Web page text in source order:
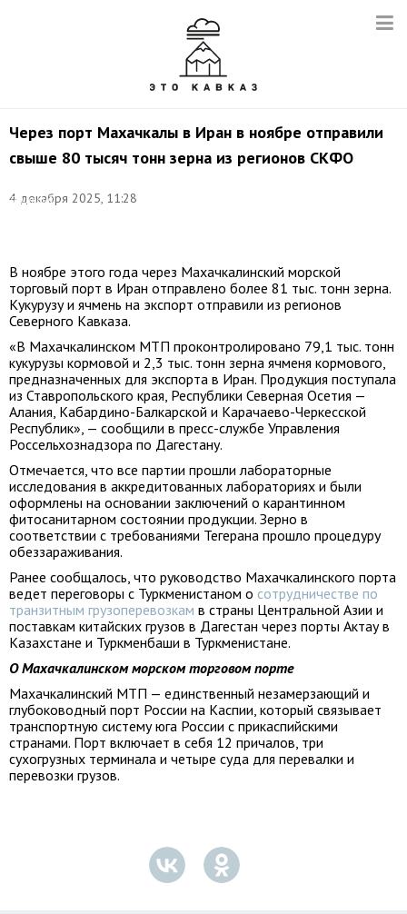
Через порт Махачкалы в Иран в ноябре отправили
свыше 80 тысяч тонн зерна из регионов СКФО
4 декабря 2025, 11:28
Дмитрий
В ноябре этого года через Махачкалинский морской
торговый порт в Иран отправлено более 81 тыс. тонн зерна.
Кукурузу и ячмень на экспорт отправили из регионов
Северного Кавказа.
«В Махачкалинском МТП проконтролировано 79,1 тыс. тонн
кукурузы кормовой и 2,3 тыс. тонн зерна ячменя кормового,
предназначенных для экспорта в Иран. Продукция поступала
из Ставропольского края, Республики Северная Осетия —
Алания, Кабардино-Балкарской и Карачаево-Черкесской
Республик», — сообщили в пресс-службе Управления
Россельхознадзора по Дагестану.
Отмечается, что все партии прошли лабораторные
исследования в аккредитованных лабораториях и были
оформлены на основании заключений о карантинном
фитосанитарном состоянии продукции. Зерно в
соответствии с требованиями Тегерана прошло процедуру
обеззараживания.
Ранее сообщалось, что руководство Махачкалинского порта
ведет переговоры с Туркменистаном о сотрудничестве по
транзитным грузоперевозкам в страны Центральной Азии и
поставкам китайских грузов в Дагестан через порты Актау в
Казахстане и Туркменбаши в Туркменистане.
О Махачкалинском морском торговом порте
Махачкалинский МТП — единственный незамерзающий и
глубоководный порт России на Каспии, который связывает
транспортную систему юга России с прикаспийскими
странами. Порт включает в себя 12 причалов, три
сухогрузных терминала и четыре суда для перевалки и
перевозки грузов.